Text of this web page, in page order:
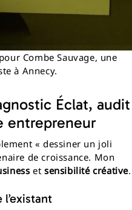
Combe Sauvage, une
à Annecy.
Éclat, audit
entrepreneur
« dessiner un joli
de croissance. Mon
et sensibilité créative.
l’existant